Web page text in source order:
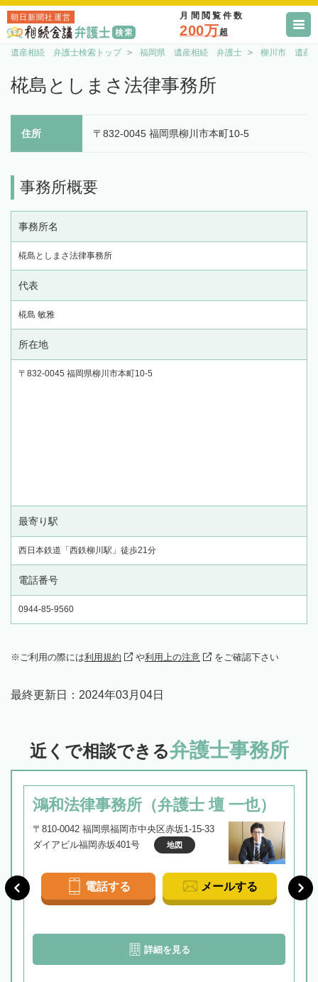
朝日新聞社運営 月間閲覧件数
200万超
遺産相続 弁護士検索トップ 福岡県 遺産相続 弁護士 柳川市 遺産
椛島としまさ法律事務所
住所 〒832-0045 福岡県柳川市本町10-5
事務所概要
事務所名
椛島としまさ法律事務所
代表
椛島 敏雅
所在地
〒832-0045 福岡県柳川市本町10-5
最寄り駅
西日本鉄道「西鉄柳川駅」徒歩21分
電話番号
0944-85-9560
ご利用の際には利用規約 や利用上の注意 をご確認下さい
最終更新日： 2024年03月04日
近くで相談できる弁護士事務所
鴻和法律事務所（弁護士 壇 一也）
〒810-0042 福岡県福岡市中央区赤坂1-15-33
ダイアビル福岡赤坂401号
地図
電話する メールする
詳細を見る